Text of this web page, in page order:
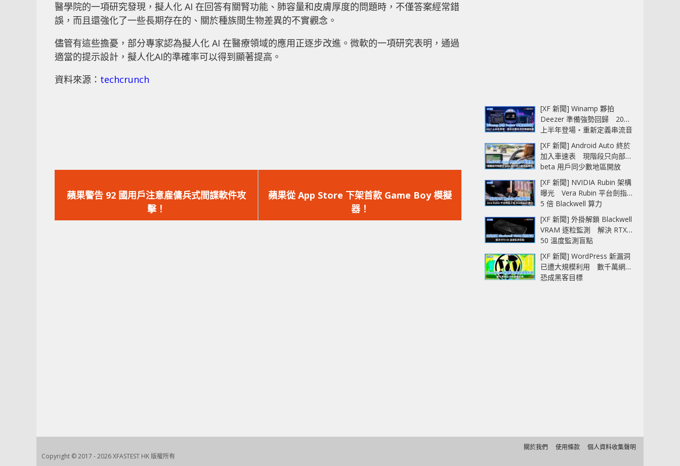
醫學院的一項研究發現，擬人化 AI 在回答有關腎功能、肺容量和皮膚厚度的問題時，不僅答案經常錯
誤，而且還強化了一些長期存在的、關於種族間生物差異的不實觀念。
儘管有這些擔憂，部分專家認為擬人化 AI 在醫療領域的應用正逐步改進。微軟的一項研究表明，通過
適當的提示設計，擬人化AI的準確率可以得到顯著提高。
資料來源： techcrunch
一
篇
文
蘋果警告 92 國用戶注意雇傭兵式間諜軟件攻
擊！
一
篇
文
蘋果從 App Store 下架首款 Game Boy 模擬
器！
[XF 新聞] Winamp 夥拍
Deezer 準備強勢回歸 2027
上半年登場‧重新定義串流音
樂播放器
[XF 新聞] Android Auto 終於
加入車速表 現階段只向部分
beta 用戶同少數地區開放
[XF 新聞] NVIDIA Rubin 架構
曝光 Vera Rubin 平台劍指
5 倍 Blackwell 算力
[XF 新聞] 外掛解鎖 Blackwell
VRAM 逐粒監測 解決 RTX
50 溫度監測盲點
[XF 新聞] WordPress 新漏洞
已遭大規模利用 數千萬網站
恐成黑客目標
Copyright © 2017 - 2026 XFASTEST HK 版權所有
關於我們 使用條款 個人資料收集聲明